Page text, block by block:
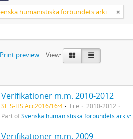
Svenska humanistiska förbundets arkiv: handlingar 2003-2012
Print preview
View:
Verifikationer m.m. 2010-2012
SE S-HS Acc2016/16:4 File
2010-2012
Part ofSvenska humanistiska förbundets
Verifikationer m.m. 2009